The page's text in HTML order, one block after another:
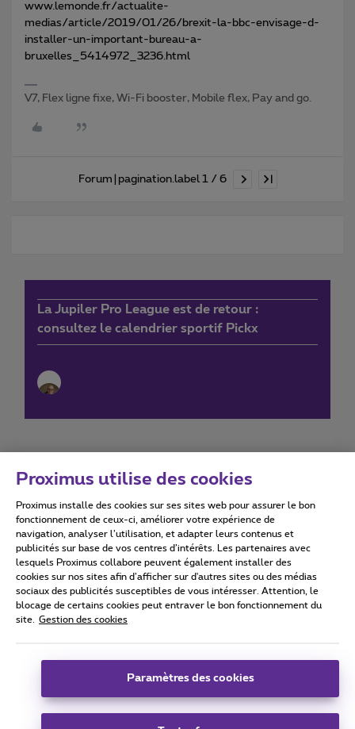
www.lemonde.fr/actualite-
medias/article/2019/01/26/brexit-la-bbc-envisage-d-
installer-un-important-bureau-a-
bruxelles_5414972_3236.html
V7, Flex ligne fixe, Wi-Fi booster, Mobile flex, Pay and go.
Forum|pagination.label 1 / 6
La Jupiler Pro League est de retour :
consultez le calendrier sportif Pickx
Conditions d'utilisation Accessibility statement
Tous droits réservés. © 2026 Proximus
Conditions générales, info consommateur
Coordonnées de l’entreprise
Boulevard du Roi Albert II 27 - B-1030 Bruxelles.
Proximus utilise des cookies
Proximus installe des cookies sur ses sites web pour assurer le bon
fonctionnement de ceux-ci, améliorer votre expérience de
navigation, analyser l’utilisation, et adapter leurs contenus et
publicités sur base de vos centres d’intérêts. Les partenaires avec
lesquels Proximus collabore peuvent également installer des
cookies sur nos sites afin d’afficher sur d'autres sites ou des médias
sociaux des publicités susceptibles de vous intéresser. Attention, le
blocage de certains cookies peut entraver le bon fonctionnement du
site.
Gestion des cookies
Paramètres des cookies